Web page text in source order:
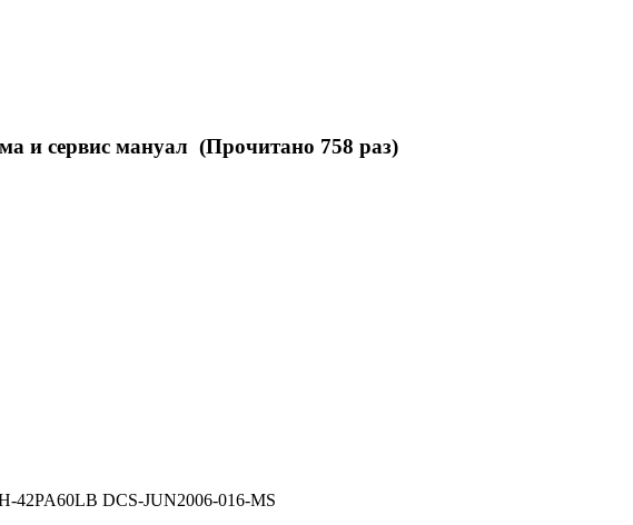
и сервис мануал (Прочитано 758 раз)
42PA60LB DCS-JUN2006-016-MS